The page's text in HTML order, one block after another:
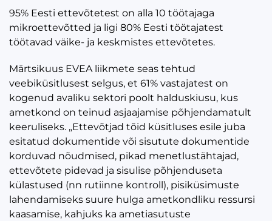
95% Eesti ettevõtetest on alla 10 töötajaga
mikroettevõtted ja ligi 80% Eesti töötajatest
töötavad väike- ja keskmistes ettevõtetes.
Märtsikuus EVEA liikmete seas tehtud
veebiküsitlusest selgus, et 61% vastajatest on
kogenud avaliku sektori poolt halduskiusu, kus
ametkond on teinud asjaajamise põhjendamatult
keeruliseks. „Ettevõtjad tõid küsitluses esile juba
esitatud dokumentide või sisutute dokumentide
korduvad nõudmised, pikad menetlustähtajad,
ettevõtete pidevad ja sisulise põhjenduseta
külastused (nn rutiinne kontroll), pisiküsimuste
lahendamiseks suure hulga ametkondliku ressursi
kaasamise, kahjuks ka ametiasutuste